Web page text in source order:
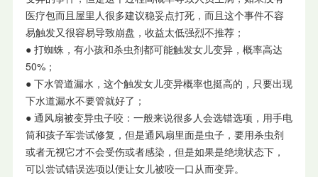
医疗包而且屋里人很多建议稳妥点打死，而且这个事件不容
易触发又很容易导致崩盘，收益太低强烈不推荐；
● 打蜘蛛，有小孩和杀虫剂都可能触发女儿变异，概率高达
50%；
● 下水管道漏水，这个触发女儿变异概率也挺高的，只要出现
下水道漏水不要管就好了；
● 通风扇被变异虫子咬：一般来说很多人会选错选项，用手电
筒和孩子军尝试修复，但是通风扇里面是虫子，要用杀虫剂
或者无视它才不会受伤或者感染，但是如果是绝境状态下，
可以尝试错误选项以便让女儿被咬一口从而变异。